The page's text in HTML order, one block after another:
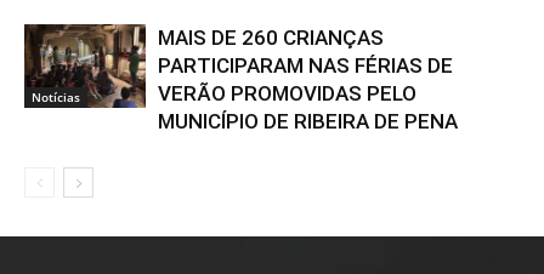
Notícias
MAIS DE 260 CRIANÇAS
PARTICIPARAM NAS FÉRIAS DE
VERÃO PROMOVIDAS PELO
MUNICÍPIO DE RIBEIRA DE PENA